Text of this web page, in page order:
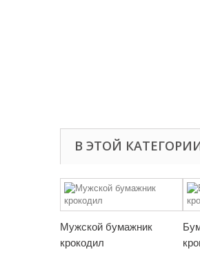
В ЭТОЙ
Мужской бумажник
крокодил